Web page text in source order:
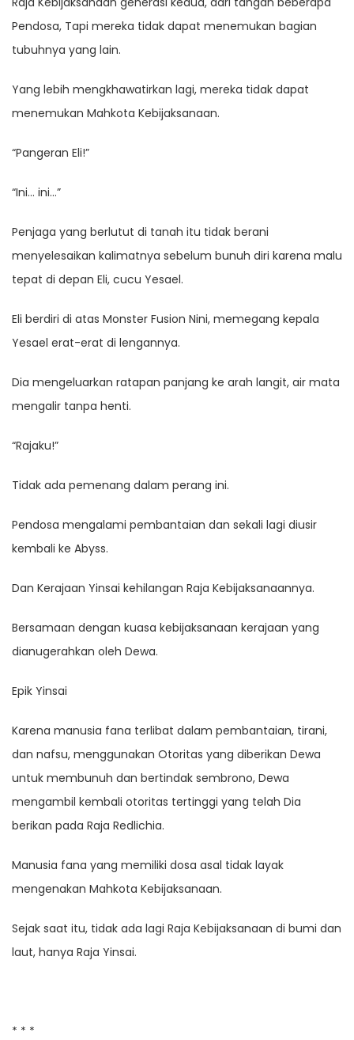
Pendosa, Tapi mereka tidak dapat menemukan bagian
tubuhnya yang lain.
Yang lebih mengkhawatirkan lagi, mereka tidak dapat
menemukan Mahkota Kebijaksanaan.
“Pangeran Eli!”
“Ini… ini…”
Penjaga yang berlutut di tanah itu tidak berani
menyelesaikan kalimatnya sebelum bunuh diri karena malu
tepat di depan Eli, cucu Yesael.
Eli berdiri di atas Monster Fusion Nini, memegang kepala
Yesael erat-erat di lengannya.
Dia mengeluarkan ratapan panjang ke arah langit, air mata
mengalir tanpa henti.
“Rajaku!”
Tidak ada pemenang dalam perang ini.
Pendosa mengalami pembantaian dan sekali lagi diusir
kembali ke Abyss.
Dan Kerajaan Yinsai kehilangan Raja Kebijaksanaannya.
Bersamaan dengan kuasa kebijaksanaan kerajaan yang
dianugerahkan oleh Dewa.
Epik Yinsai
Karena manusia fana terlibat dalam pembantaian, tirani,
dan nafsu, menggunakan Otoritas yang diberikan Dewa
untuk membunuh dan bertindak sembrono, Dewa
mengambil kembali otoritas tertinggi yang telah Dia
berikan pada Raja Redlichia.
Manusia fana yang memiliki dosa asal tidak layak
mengenakan Mahkota Kebijaksanaan.
Sejak saat itu, tidak ada lagi Raja Kebijaksanaan di bumi dan
laut, hanya Raja Yinsai.
* * *